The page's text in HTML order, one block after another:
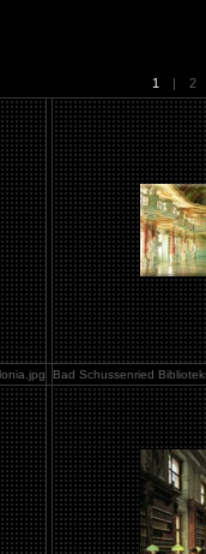
1 | 2
Bad Schussenried